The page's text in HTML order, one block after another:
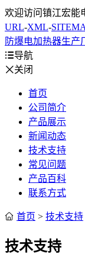
欢迎访问镇江宏能
URL-XML-
防爆电加热器生产
导航
关闭
首页
公司简介
产品展示
新闻动态
技术支持
常见问题
产品百科
联系方式
 首页 > 技术支持
技术支持